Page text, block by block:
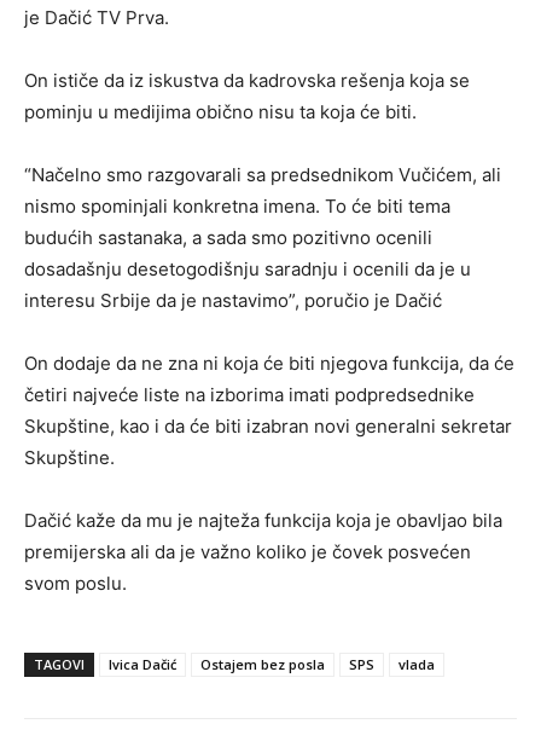
je Dačić TV Prva.
On ističe da iz iskustva da kadrovska rešenja koja se
pominju u medijima obično nisu ta koja će biti.
“Načelno smo razgovarali sa predsednikom Vučićem, ali
nismo spominjali konkretna imena. To će biti tema
budućih sastanaka, a sada smo pozitivno ocenili
dosadašnju desetogodišnju saradnju i ocenili da je u
interesu Srbije da je nastavimo”, poručio je Dačić
On dodaje da ne zna ni koja će biti njegova funkcija, da će
četiri najveće liste na izborima imati podpredsednike
Skupštine, kao i da će biti izabran novi generalni sekretar
Skupštine.
Dačić kaže da mu je najteža funkcija koja je obavljao bila
premijerska ali da je važno koliko je čovek posvećen
svom poslu.
TAGOVI Ivica Dačić Ostajem bez posla SPS vlada